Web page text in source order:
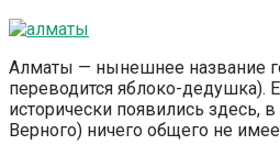
Алматы — нынешнее название
переводится яблоко-дедушка).
исторически появились здесь,
Верного) ничего общего не